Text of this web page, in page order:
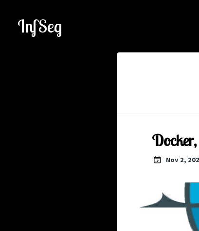
InfSeg
Nov 2,